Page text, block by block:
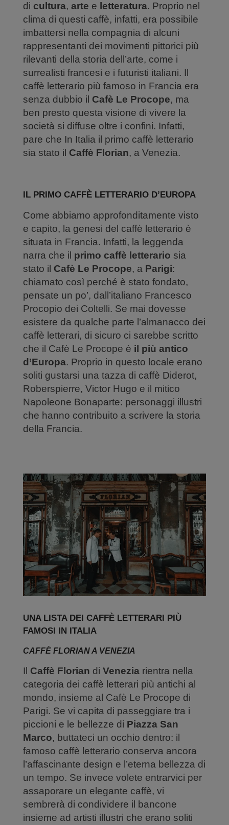
di cultura, arte e letteratura. Proprio nel
clima di questi caffè, infatti, era possibile
imbattersi nella compagnia di alcuni
rappresentanti dei movimenti pittorici più
rilevanti della storia dell’arte, come i
surrealisti francesi e i futuristi italiani. Il
caffè letterario più famoso in Francia era
senza dubbio il Cafè Le Procope, ma
ben presto questa visione di vivere la
società si diffuse oltre i confini. Infatti,
pare che In Italia il primo caffè letterario
sia stato il Caffè Florian, a Venezia.
IL PRIMO CAFFÈ LETTERARIO D’EUROPA
Come abbiamo approfonditamente visto
e capito, la genesi del caffè letterario è
situata in Francia. Infatti, la leggenda
narra che il primo caffè letterario sia
stato il Cafè Le Procope, a Parigi:
chiamato così perché è stato fondato,
pensate un po’, dall’italiano Francesco
Procopio dei Coltelli. Se mai dovesse
esistere da qualche parte l’almanacco dei
caffè letterari, di sicuro ci sarebbe scritto
che il Cafè Le Procope è il più antico
d’Europa. Proprio in questo locale erano
soliti gustarsi una tazza di caffè Diderot,
Roberspierre, Victor Hugo e il mitico
Napoleone Bonaparte: personaggi illustri
che hanno contribuito a scrivere la storia
della Francia.
UNA LISTA DEI CAFFÈ LETTERARI PIÙ
FAMOSI IN ITALIA
CAFFÈ FLORIAN A VENEZIA
Il Caffè Florian di Venezia rientra nella
categoria dei caffè letterari più antichi al
mondo, insieme al Cafè Le Procope di
Parigi. Se vi capita di passeggiare tra i
piccioni e le bellezze di Piazza San
Marco, buttateci un occhio dentro: il
famoso caffè letterario conserva ancora
l’affascinante design e l’eterna bellezza di
un tempo. Se invece volete entrarvici per
assaporare un elegante caffè, vi
sembrerà di condividere il bancone
insieme ad artisti illustri che erano soliti